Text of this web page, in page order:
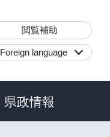
閲覧補助
Foreign language
県政情報